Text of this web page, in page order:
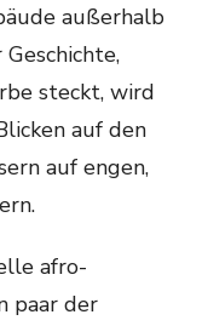
außerhalb
steckt, wird
auf den
auf engen,
afro-
paar der